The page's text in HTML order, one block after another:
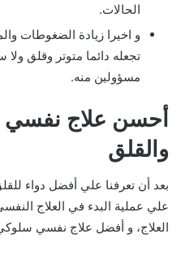
الحالات.
و اخيرا زيادة الضغوطات
تجعله دائما متوتر وقلق
مسؤولين منه.
أحسن علاج
والقلق
بعد أن تعرفنا علي أفضل دواء
علي عملية البدء في العلاج
العلاج، و أفضل علاج نفسي